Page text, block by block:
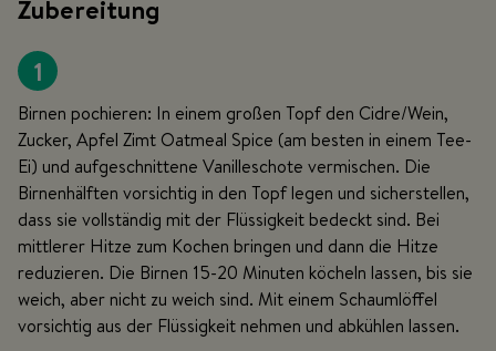
Zubereitung
1
Birnen pochieren: In einem großen Topf den Cidre/Wein,
Zucker, Apfel Zimt Oatmeal Spice (am besten in einem Tee-
Ei) und aufgeschnittene Vanilleschote vermischen. Die
Birnenhälften vorsichtig in den Topf legen und sicherstellen,
dass sie vollständig mit der Flüssigkeit bedeckt sind. Bei
mittlerer Hitze zum Kochen bringen und dann die Hitze
reduzieren. Die Birnen 15-20 Minuten köcheln lassen, bis sie
weich, aber nicht zu weich sind. Mit einem Schaumlöffel
vorsichtig aus der Flüssigkeit nehmen und abkühlen lassen.